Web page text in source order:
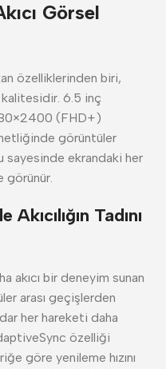
Görsel
özelliklerinden biri,
kalitesidir. 6.5 inç
(FHD+)
görüntüler
sayesinde ekrandaki her
görünür.
Tadını
akıcı bir deneyim sunan
arası geçişlerden
her hareketi daha
özelliği
göre yenileme hızını